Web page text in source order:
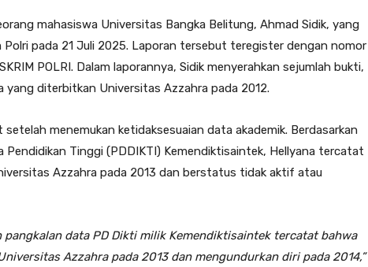
mahasiswa Universitas Bangka Belitung, Ahmad Sidik, yang
Polri pada 21 Juli 2025. Laporan tersebut teregister dengan nomor
POLRI. Dalam laporannya, Sidik menyerahkan sejumlah bukti,
diterbitkan Universitas Azzahra pada 2012.
menemukan ketidaksesuaian data akademik. Berdasarkan
Pendidikan Tinggi (PDDIKTI) Kemendiktisaintek, Hellyana tercatat
Azzahra pada 2013 dan berstatus tidak aktif atau
pangkalan data PD Dikti milik Kemendiktisaintek tercatat bahwa
Azzahra pada 2013 dan mengundurkan diri pada 2014,”